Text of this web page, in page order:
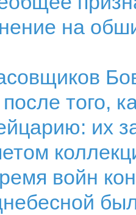
на
того,
их
войн